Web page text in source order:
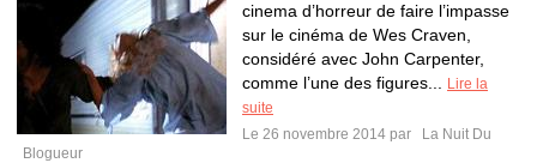
cinema d’horreur de faire l’impasse
sur le cinéma de Wes Craven,
considéré avec John Carpenter,
comme l’une des figures...
Lire la
suite
Le 26 novembre 2014 par
La Nuit Du
Blogueur